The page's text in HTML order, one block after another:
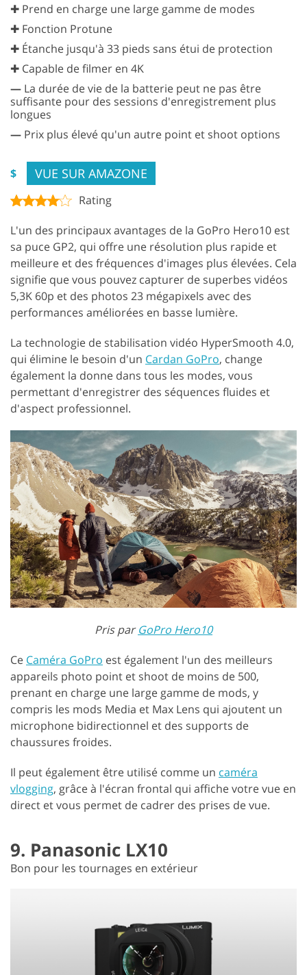
✚ Prend en charge une large gamme de modes
✚ Fonction Protune
✚ Étanche jusqu'à 33 pieds sans étui de protection
✚ Capable de filmer en 4K
— La durée de vie de la batterie peut ne pas être
suffisante pour des sessions d'enregistrement plus
longues
— Prix plus élevé qu'un autre point et shoot options
$ VUE SUR AMAZONE
Rating
L'un des principaux avantages de la GoPro Hero10 est
sa puce GP2, qui offre une résolution plus rapide et
meilleure et des fréquences d'images plus élevées. Cela
signifie que vous pouvez capturer de superbes vidéos
5,3K 60p et des photos 23 mégapixels avec des
performances améliorées en basse lumière.
La technologie de stabilisation vidéo HyperSmooth 4.0,
qui élimine le besoin d'un Cardan GoPro, change
également la donne dans tous les modes, vous
permettant d'enregistrer des séquences fluides et
d'aspect professionnel.
Pris parGoPro Hero10
Ce Caméra GoPro est également l'un des meilleurs
appareils photo point et shoot de moins de 500,
prenant en charge une large gamme de mods, y
compris les mods Media et Max Lens qui ajoutent un
microphone bidirectionnel et des supports de
chaussures froides.
Il peut également être utilisé comme un caméra
vlogging, grâce à l'écran frontal qui affiche votre vue en
direct et vous permet de cadrer des prises de vue.
9. Panasonic LX10
Bon pour les tournages en extérieur